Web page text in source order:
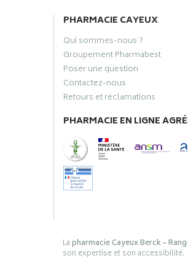
PHARMACIE CAYEUX
Qui sommes-nous ?
Groupement Pharmabest
Poser une question
Contactez-nous
Retours et réclamations
PHARMACIE EN LIGNE
Lapharmacie Cayeux Berck –
son expertise et son accessibilité.